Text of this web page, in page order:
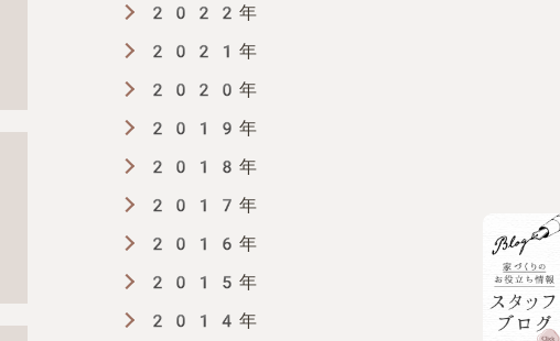
2022年
2021年
2020年
2019年
2018年
2017年
2016年
2015年
2014年